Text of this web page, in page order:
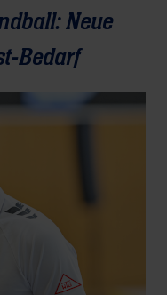
Neue
Bedarf